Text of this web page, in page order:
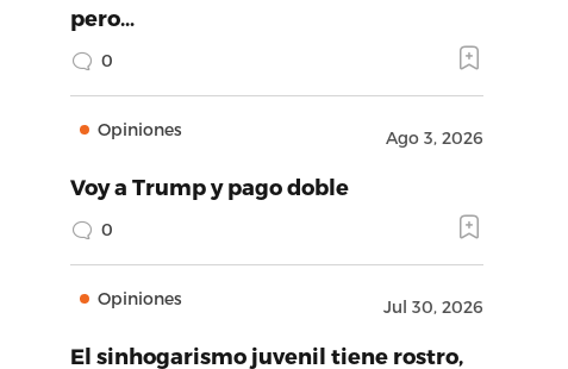
pero…
0
Opiniones Ago 3, 2026
Voy a Trump y pago doble
0
Opiniones Jul 30, 2026
El sinhogarismo juvenil tiene rostro,